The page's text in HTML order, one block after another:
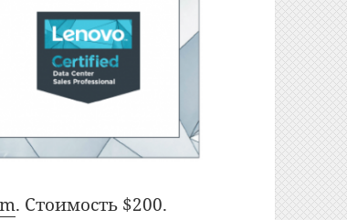
. Стоимость $200.